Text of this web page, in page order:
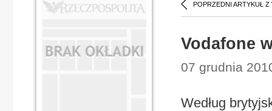
POPRZEDNI ARTYKUŁ Z
Vodafone
07 grudnia
Według